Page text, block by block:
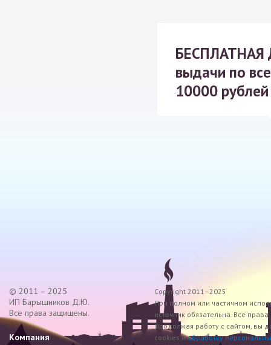
БЕСПЛАТНАЯ
выдачи по
10000 рублей
© 2011 – 2025
ИП Барышников Д.Ю.
Все права защищены.
Компания
Copyright 2011–2025
При полном или частичном
источник обязательна. Все
Продолжая работу с сайтом, вы
cookies иобработку